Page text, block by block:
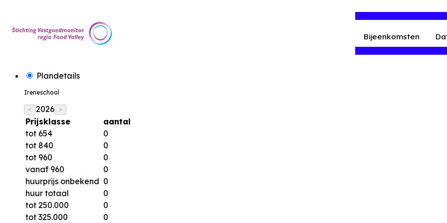
Bijeenkomsten
Plandetails
Ireneschool
< 2026 >
Prijsklasse
aantal
tot 654
0
tot 840
0
tot 960
0
vanaf 960
0
huurprijs onbekend 0
huur totaal
0
tot 250.000
0
tot 325.000
0